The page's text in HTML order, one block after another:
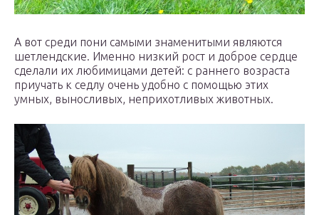
А вот среди пони самыми знаменитыми являются
шетлендские. Именно низкий рост и доброе сердце
сделали их любимицами детей: с раннего возраста
приучать к седлу очень удобно с помощью этих
умных, выносливых, неприхотливых животных.